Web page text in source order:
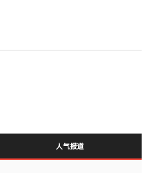
人气报道